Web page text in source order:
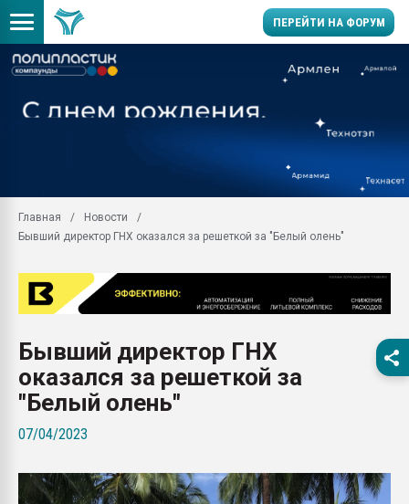
ПЕРЕЙТИ НА ФОРУМ
пластмасс
ситуацией на
Продам отходы
поликарбоната и АБС-
26.07.2022 "Сибирский
намного дороже
ПЕРЕЙТИ НА
Главная
Новости
Бывший директор ГНХ оказался за решеткой за "Белый олень"
Бывший директор ГНХ
оказался за решеткой за
"Белый олень"
07/04/2023